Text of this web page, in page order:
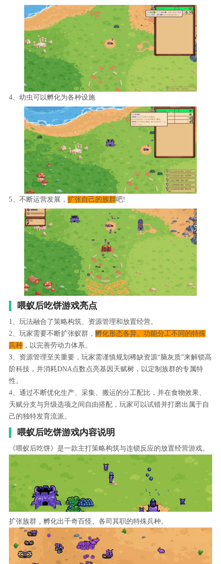
4、幼虫可以孵化为各种设施
5、不断运营发展， 扩张自己的族群吧!
喂蚁后吃饼游戏亮点
1、玩法融合了策略构筑、资源管理和放置经营。
2、玩家需要不断扩张蚁群， 孵化形态各异、功能分工不同的特殊
兵种，以完善劳动力体系。
3、资源管理至关重要，玩家需谨慎规划稀缺资源“脑灰质”来解锁高
阶科技，并消耗DNA点数点亮基因天赋树，以定制族群的专属特
性。
4、通过不断优化生产、采集、搬运的分工配比，并在食物效果、
天赋分支与升级选项之间自由搭配，玩家可以试错并打磨出属于自
己的独特发育流派。
喂蚁后吃饼游戏内容说明
《喂蚁后吃饼》是一款主打策略构筑与连锁反应的放置经营游戏。
扩张族群，孵化出千奇百怪、各司其职的特殊兵种。